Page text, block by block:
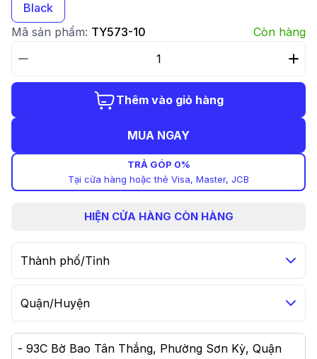
Black
Mã sản phẩm: TY573-10 Còn hàng
Thêm vào giỏ hàng
MUA NGAY
TRẢ GÓP 0%
Tại cửa hàng hoặc thẻ Visa, Master, JCB
HIỆN CỬA HÀNG CÒN HÀNG
Thành phố/Tỉnh
Quận/Huyện
- 93C Bờ Bao Tân Thắng, Phường Sơn Kỳ, Quận